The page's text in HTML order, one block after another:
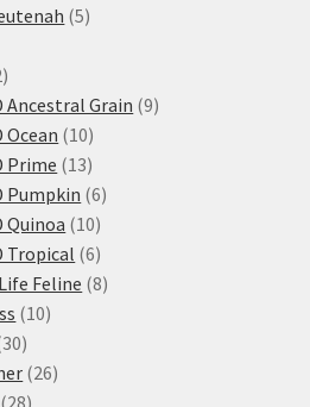
55
62
produktů
Ancestral Grain 99
Ocean 1010
produktů
Prime 1313
produktů
Pumpkin 66
Quinoa 1010
produktů
Tropical 66
produktů
Feline 88
1010
3030
produktů
2626
2828